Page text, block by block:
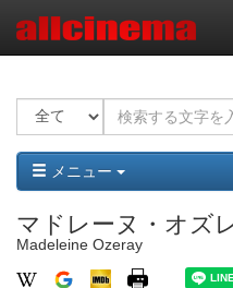
メニュー
マドレーヌ・オズ
Madeleine Ozeray